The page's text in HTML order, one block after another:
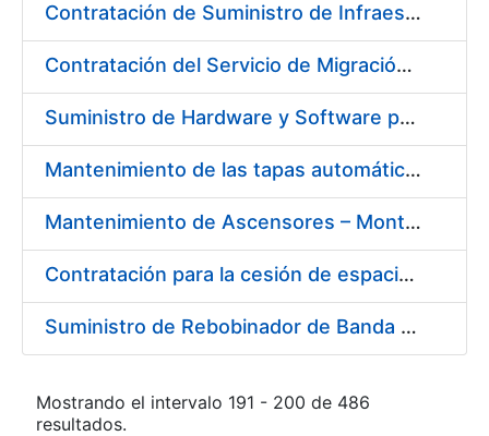
Contratación de Suministro de Infraestructura para entorno de Preservación de Datos
Contratación del Servicio de Migración del Sistema ACSFE a Opentext
Suministro de Hardware y Software para la Ampliación de la Infraestructura del Área de Digitalización en la FNMT-RCM
Mantenimiento de las tapas automáticas HYGOLET, instaladas en los inodoros de los aseos de la FNMT-RCM, así como el suministro de recambios originales de rollos de plástico
Mantenimiento de Ascensores – Montacargas Instalados en Fábrica de Papel de Burgos
Contratación para la cesión de espacios para la instalación de soportes publicitarios en solar de la FNMT-RCM situado en la confluencia de las calles Cruz del Sur, calle de los Astros y calle del Doctor Esquerdo. Referencia NJ01-2017
Suministro de Rebobinador de Banda de Papel
Mostrando el intervalo 191 - 200 de 486
resultados.